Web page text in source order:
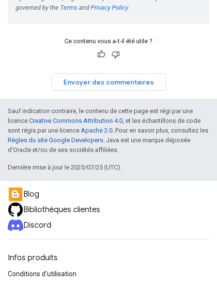
Ce contenu vous a-t-il été utile ?
Envoyer des commentaires
Sauf indication contraire, le contenu de cette page est régi par une
licence Creative Commons Attribution 4.0, et les échantillons de code
sont régis par une licence Apache 2.0. Pour en savoir plus, consultez les
Règles du site Google Developers. Java est une marque déposée
d'Oracle et/ou de ses sociétés affiliées.
Dernière mise à jour le 2025/07/25 (UTC).
Blog
Bibliothèques clientes
Discord
Infos produits
Conditions d'utilisation